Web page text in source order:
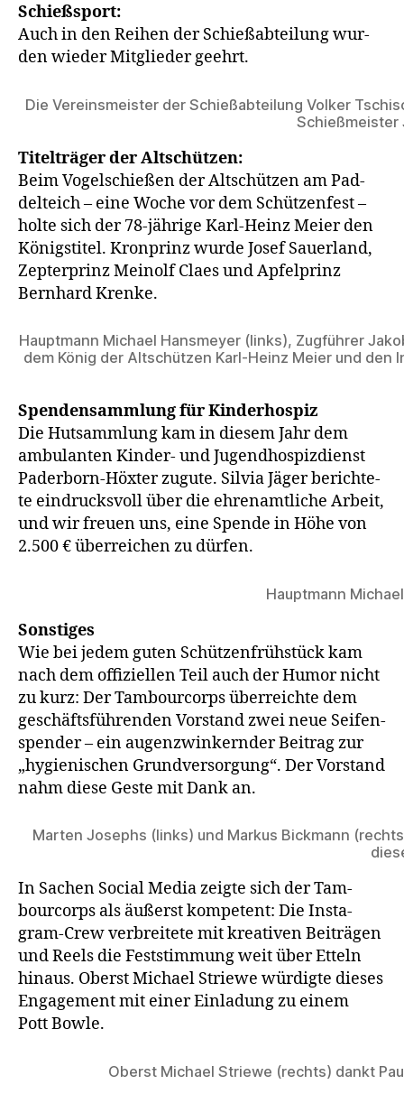
Schieß­sport:
Auch in den Rei­hen der Schieß­ab­tei­lung wur­
den wie­der Mit­glie­der geehrt.
Die Ver­eins­meis­ter der Schieß­ab­tei­lung Vol­ker
Schieß­meis­ter
Titel­trä­ger der Alt­schüt­zen:
Beim Vogel­schie­ßen der Alt­schüt­zen am Pad­
del­teich – eine Woche vor dem Schüt­zen­fest –
hol­te sich der 78-jäh­ri­ge Karl-Heinz Mei­er den
Königs­ti­tel. Kron­prinz wur­de Josef Sau­er­land,
Zep­ter­prinz Mein­olf Claes und Apfel­prinz
Bern­hard Krenke.
Haupt­mann Micha­el Hans­mey­er (links), Zug­füh­rer
dem König der Alt­schüt­zen Karl-Heinz Mei­er und den
Spen­den­samm­lung für Kin­der­hos­piz
Die Hut­samm­lung kam in die­sem Jahr dem
ambu­lan­ten Kin­der- und Jugend­hos­piz­dienst
Pader­born-Höx­ter zugu­te. Sil­via Jäger berich­te­
te ein­drucks­voll über die ehren­amt­li­che Arbeit,
und wir freu­en uns, eine Spen­de in Höhe von
2.500 € über­rei­chen zu dürfen.
Haupt­mann
Sons­ti­ges
Wie bei jedem guten Schüt­zen­früh­stück kam
nach dem offi­zi­el­len Teil auch der Humor nicht
zu kurz: Der Tam­bour­corps über­reich­te dem
geschäfts­füh­ren­den Vor­stand zwei neue Sei­fen­
spen­der – ein augen­zwin­kern­der Bei­trag zur
„hygie­ni­schen Grund­ver­sor­gung“. Der Vor­stand
nahm die­se Ges­te mit Dank an.
Mar­ten Josephs (links) und Mar­kus Bick­mann
In Sachen Social Media zeig­te sich der Tam­
bour­corps als äußerst kom­pe­tent: Die Insta­
gram-Crew ver­brei­te­te mit krea­ti­ven Bei­trä­gen
und Reels die Fest­stim­mung weit über Etteln
hin­aus. Oberst Micha­el Strie­we wür­dig­te die­ses
Enga­ge­ment mit einer Ein­la­dung zu einem
Pott Bowle.
Oberst Micha­el Strie­we (rechts) dankt